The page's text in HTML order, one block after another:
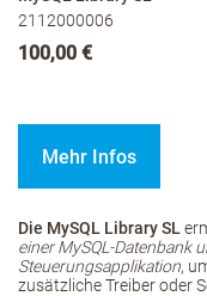
2112000006
100,00 €
Mehr Infos
Die MySQL Library SL
einer MySQL‑Datenbank
Steuerungsapplikation,
zusätzliche Treiber oder